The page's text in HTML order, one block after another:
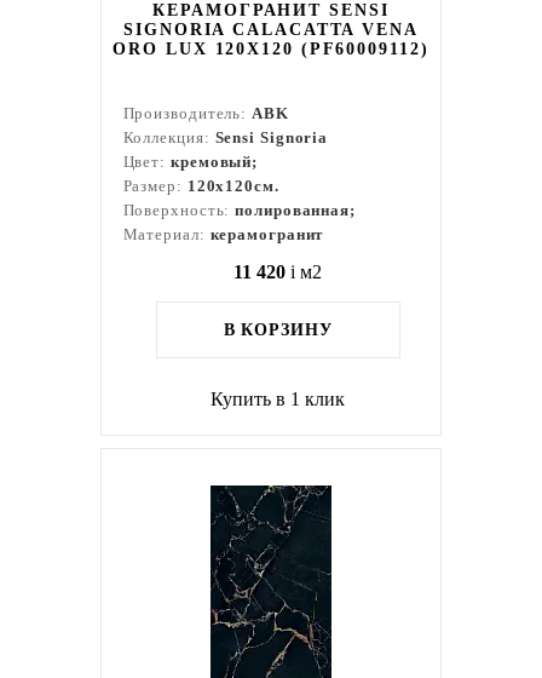
КЕРАМОГРАНИТ SENSI
SIGNORIA CALACATTA VENA
ORO LUX 120X120 (PF60009112)
Производитель:ABK
Коллекция: Sensi Signoria
Цвет: кремовый;
Размер: 120x120см.
Поверхность:полированная;
Материал: керамогранит
11 420 i м2
В КОРЗИНУ
Купить в 1 клик